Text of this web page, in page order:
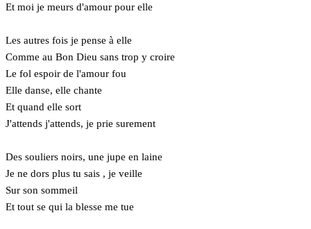
Et moi je meurs d'amour pour elle
Les autres fois je pense à elle
Comme au Bon Dieu sans trop y croire
Le fol espoir de l'amour fou
Elle danse, elle chante
Et quand elle sort
J'attends j'attends, je prie surement
Des souliers noirs, une jupe en laine
Je ne dors plus tu sais , je veille
Sur son sommeil
Et tout se qui la blesse me tue